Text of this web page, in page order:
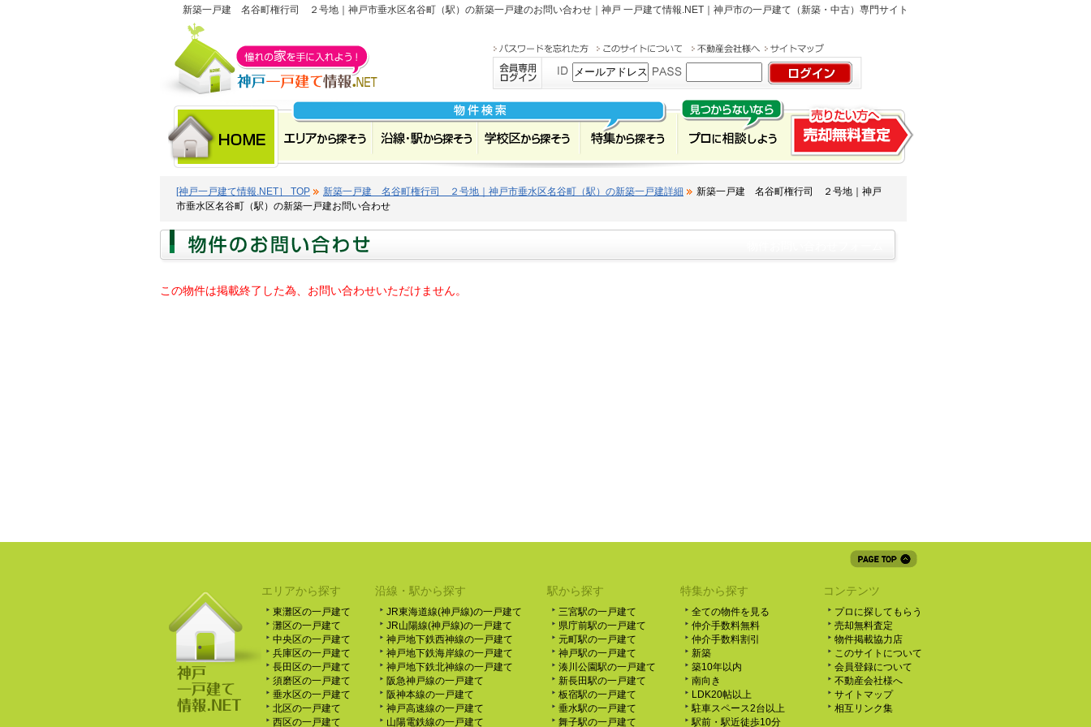
新築一戸建 名谷町権行司 ２号地｜神戸市垂水区名谷町（駅）の新築一戸建のお問い合わせ｜神戸 一戸建て情報.NET｜神戸市の一戸建て（新築・中古）専門サイト
[神戸一戸建て情報.NET］ TOP 新築一戸建 名谷町権行司 ２号地｜神戸市垂水区名谷町（駅）の新築一戸建詳細
新築一戸建 名谷町権行司 ２号地｜神戸
市垂水区名谷町（駅）の新築一戸建お問い合わせ
この物件は掲載終了した為、お問い合わせいただけません。
エリアから探す
東灘区の一戸建て
灘区の一戸建て
中央区の一戸建て
兵庫区の一戸建て
長田区の一戸建て
須磨区の一戸建て
垂水区の一戸建て
北区の一戸建て
西区の一戸建て
沿線・駅から探す
JR東海道線(神戸線)の一戸建て
JR山陽線(神戸線)の一戸建て
神戸地下鉄西神線の一戸建て
神戸地下鉄海岸線の一戸建て
神戸地下鉄北神線の一戸建て
阪急神戸線の一戸建て
阪神本線の一戸建て
神戸高速線の一戸建て
山陽電鉄線の一戸建て
駅から探す
三宮駅の一戸建て
県庁前駅の一戸建て
元町駅の一戸建て
神戸駅の一戸建て
湊川公園駅の一戸建て
新長田駅の一戸建て
板宿駅の一戸建て
垂水駅の一戸建て
舞子駅の一戸建て
特集から探す
全ての物件を見る
仲介手数料無料
仲介手数料割引
新築
築10年以内
南向き
LDK20帖以上
駐車スペース2台以上
駅前・駅近徒歩10分
コンテンツ
プロに探してもらう
売却無料査定
物件掲載協力店
このサイトについて
会員登録について
不動産会社様へ
サイトマップ
相互リンク集